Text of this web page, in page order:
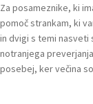
Za posameznike, ki
pomoč strankam, ki
in dvigi s temi nasveti
notranjega
posebej, ker večina